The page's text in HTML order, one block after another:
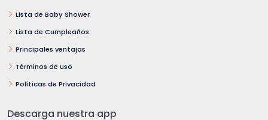
Lista de Baby Shower
Lista de Cumpleaños
Principales ventajas
Términos de uso
Políticas de Privacidad
Descarga nuestra app